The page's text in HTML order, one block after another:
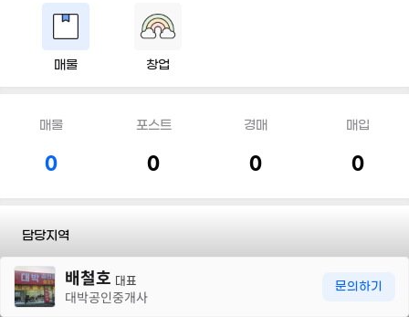
매물 창업
매물
0
포스트
0
경매
0
매입
0
담당지역
전문유형배철호 대표
대박공인중개사
문의하기